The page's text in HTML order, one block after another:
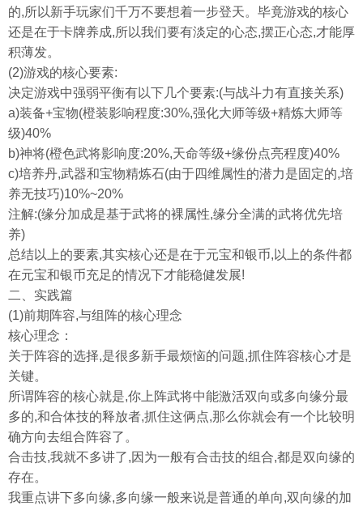
的,所以新手玩家们千万不要想着一步登天。毕竟游戏的核心
还是在于卡牌养成,所以我们要有淡定的心态,摆正心态,才能厚
积薄发。
(2)游戏的核心要素:
决定游戏中强弱平衡有以下几个要素:(与战斗力有直接关系)
a)装备+宝物(橙装影响程度:30%,强化大师等级+精炼大师等
级)40%
b)神将(橙色武将影响度:20%,天命等级+缘份点亮程度)40%
c)培养丹,武器和宝物精炼石(由于四维属性的潜力是固定的,培
养无技巧)10%~20%
注解:(缘分加成是基于武将的裸属性,缘分全满的武将优先培
养)
总结以上的要素,其实核心还是在于元宝和银币,以上的条件都
在元宝和银币充足的情况下才能稳健发展!
二、实践篇
(1)前期阵容,与组阵的核心理念
核心理念：
关于阵容的选择,是很多新手最烦恼的问题,抓住阵容核心才是
关键。
所谓阵容的核心就是,你上阵武将中能激活双向或多向缘分最
多的,和合体技的释放者,抓住这俩点,那么你就会有一个比较明
确方向去组合阵容了。
合击技,我就不多讲了,因为一般有合击技的组合,都是双向缘的
存在。
我重点讲下多向缘,多向缘一般来说是普通的单向,双向缘的加